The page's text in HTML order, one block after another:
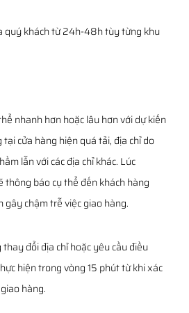
quý khách từ 24h-48h tùy từng khu
nhanh hơn hoặc lâu hơn với dự kiến
cửa hàng hiện quá tải, địa chỉ do
lẫn với các địa chỉ khác. Lúc
thông báo cụ thể đến khách hàng
gây chậm trễ việc giao hàng.
đổi địa chỉ hoặc yêu cầu điều
hiện trong vòng 15 phút từ khi xác
hàng.